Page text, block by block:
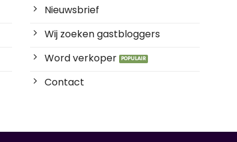
Nieuwsbrief
Wij zoeken gastbloggers
Word verkoper
Contact